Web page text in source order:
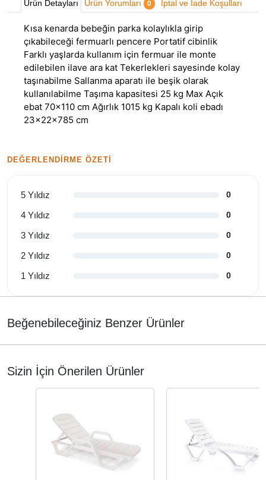
Ürün Detayları Ürün Yorumları 0 İptal ve İade Koşulları
Kısa kenarda bebeğin parka kolaylıkla girip
çıkabileceği fermuarlı pencere Portatif cibinlik
Farklı yaşlarda kullanım için fermuar ile monte
edilebilen ilave ara kat Tekerlekleri sayesinde kolay
taşınabilme Sallanma aparatı ile beşik olarak
kullanılabilme Taşıma kapasitesi 25 kg Max Açık
ebat 70x110 cm Ağırlık 1015 kg Kapalı koli ebadı
23x22x785 cm
DEĞERLENDIRME ÖZETI
5 Yıldız 0
4 Yıldız 0
3 Yıldız 0
2 Yıldız 0
1 Yıldız 0
Beğenebileceğiniz Benzer Ürünler
Sizin İçin Önerilen Ürünler